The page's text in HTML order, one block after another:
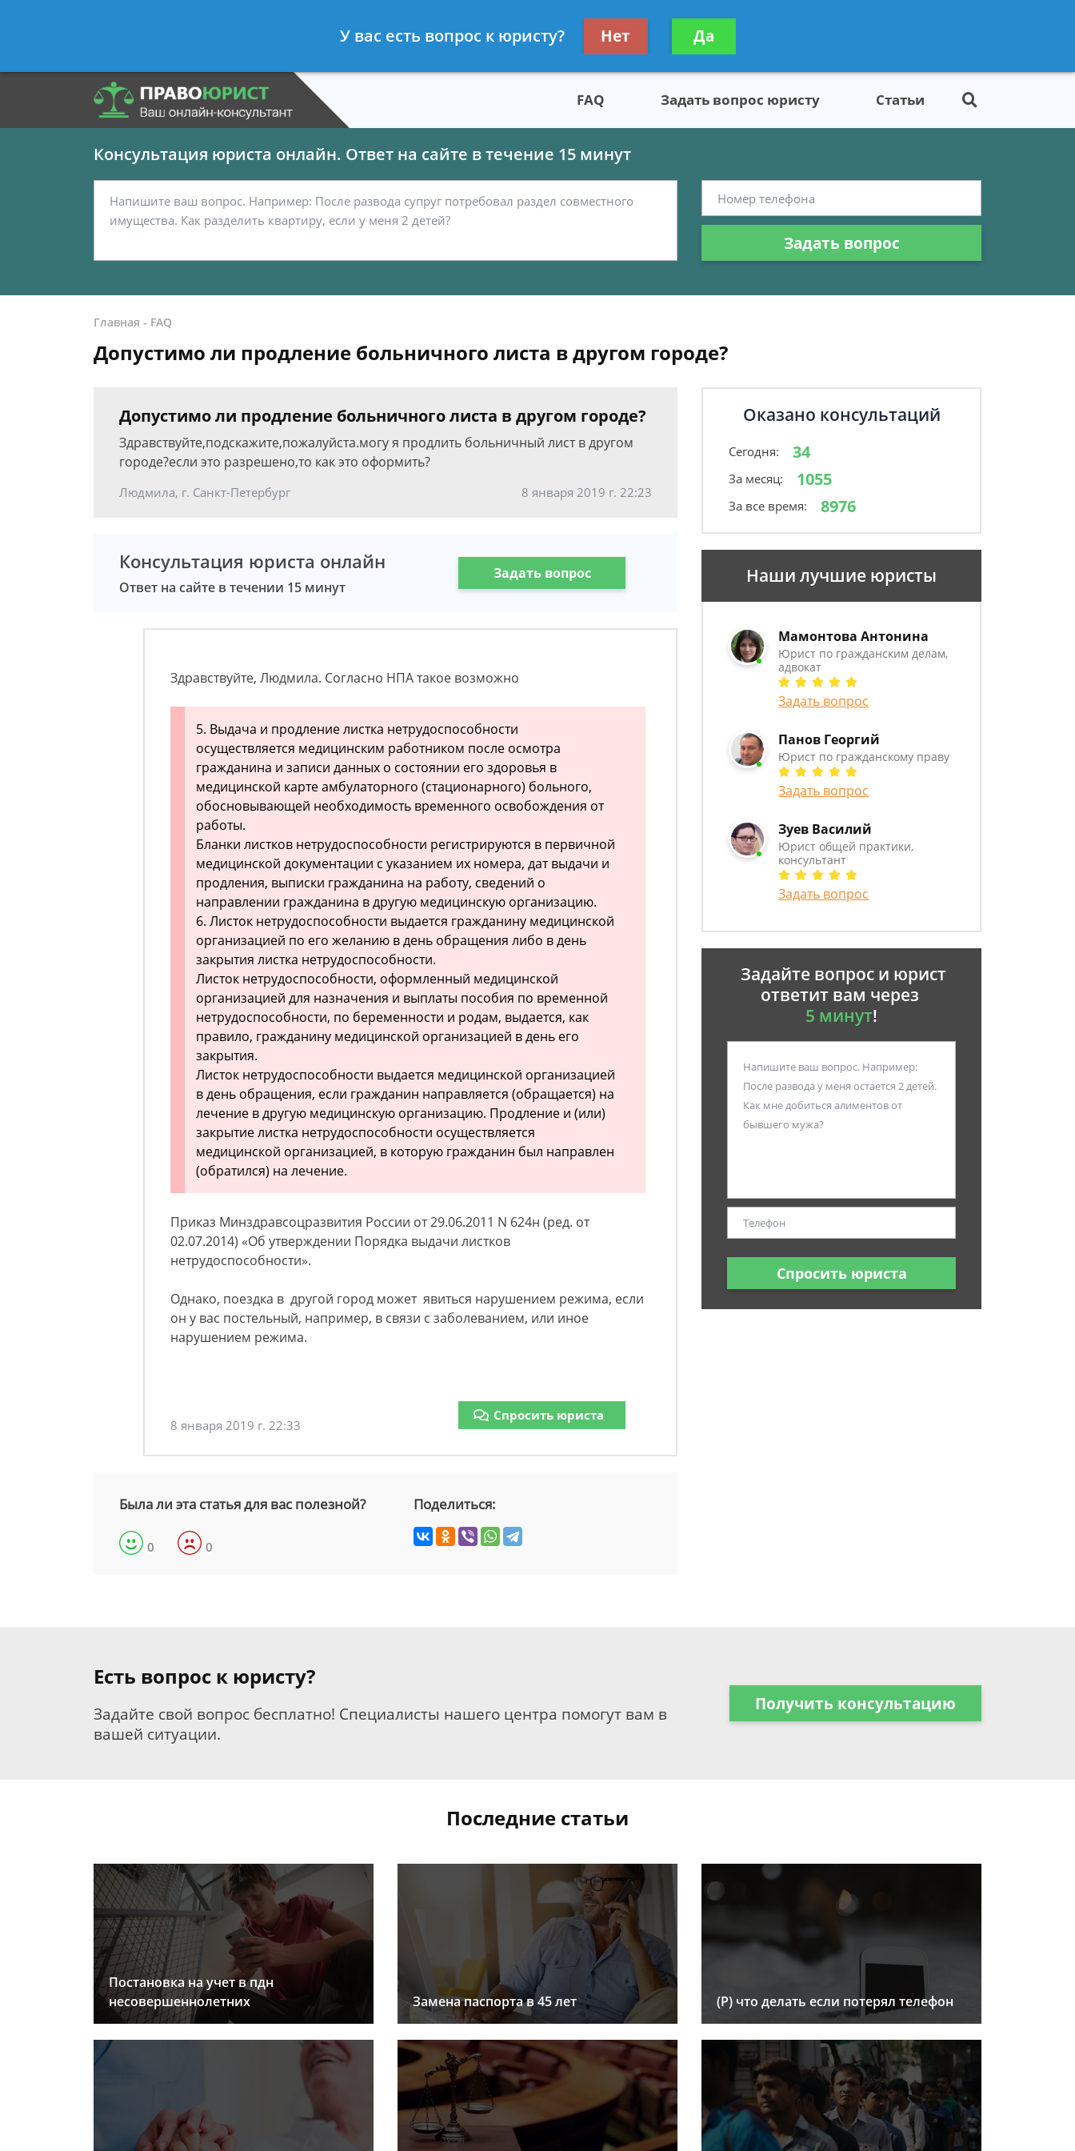
- Юрист по гражданскому праву
Получите консультацию
бесплатно
FAQ Задать вопрос юристу Статьи
Консультация юриста онлайн. Ответ на сайте в течение 15 минут
Задать вопрос
Главная - FAQ
Допустимо ли продление больничного листа в другом городе?
Допустимо ли продление больничного листа в другом городе?
Здравствуйте,подскажите,пожалуйста.могу я продлить больничный лист в другом
городе?если это разрешено,то как это оформить?
Людмила, г. Санкт-Петербург 8 января 2019 г. 22:23
Консультация юриста онлайн
Ответ на сайте в течении 15 минут
Задать вопрос
Здравствуйте, Людмила. Согласно НПА такое возможно
5. Выдача и продление листка нетрудоспособности
осуществляется медицинским работником после осмотра
гражданина и записи данных о состоянии его здоровья в
медицинской карте амбулаторного (стационарного) больного,
обосновывающей необходимость временного освобождения от
работы.
Бланки листков нетрудоспособности регистрируются в первичной
медицинской документации с указанием их номера, дат выдачи и
продления, выписки гражданина на работу, сведений о
направлении гражданина в другую медицинскую организацию.
6. Листок нетрудоспособности выдается гражданину медицинской
организацией по его желанию в день обращения либо в день
закрытия листка нетрудоспособности.
Листок нетрудоспособности, оформленный медицинской
организацией для назначения и выплаты пособия по временной
нетрудоспособности, по беременности и родам, выдается, как
правило, гражданину медицинской организацией в день его
закрытия.
Листок нетрудоспособности выдается медицинской организацией
в день обращения, если гражданин направляется (обращается) на
лечение в другую медицинскую организацию. Продление и (или)
закрытие листка нетрудоспособности осуществляется
медицинской организацией, в которую гражданин был направлен
(обратился) на лечение.
Приказ Минздравсоцразвития России от 29.06.2011 N 624н (ред. от
02.07.2014) «Об утверждении Порядка выдачи листков
нетрудоспособности».
Однако, поездка в другой город может явиться нарушением режима, если
он у вас постельный, например, в связи с заболеванием, или иное
нарушением режима.
8 января 2019 г. 22:33
Спросить юриста
Была ли эта статья для вас полезной?
0 0
Поделиться:
Оказано консультаций
Сегодня: 34
За месяц: 1055
За все время: 8976
Наши лучшие юристы
Мамонтова Антонина
Юрист по гражданским делам,
адвокат
Задать вопрос
Панов Георгий
Юрист по гражданскому праву
Задать вопрос
Зуев Василий
Юрист общей практики,
консультант
Задать вопрос
Задайте вопрос и юрист
ответит вам через
5 минут!
Спросить юриста
Есть вопрос к юристу?
Задайте свой вопрос бесплатно! Специалисты нашего центра помогут вам в
вашей ситуации.
Получить консультацию
Последние статьи
Постановка на учет в пдн
несовершеннолетних
Замена паспорта в 45 лет (Р) что делать если потерял телефон
У вас есть вопрос к юристу? Нет Да